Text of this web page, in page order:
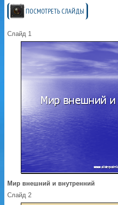
ПОСМОТРЕТЬ СЛАЙДЫ
Слайд 1
Мир внешний и внутренний
Слайд 2